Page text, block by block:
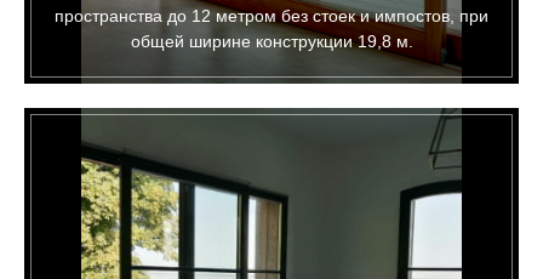
пространства до 12 метром без стоек и импостов, при
общей ширине конструкции 19,8 м.